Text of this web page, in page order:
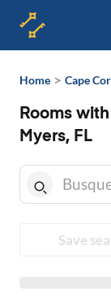
Home > Cape
Rooms
Myers, FL
Save